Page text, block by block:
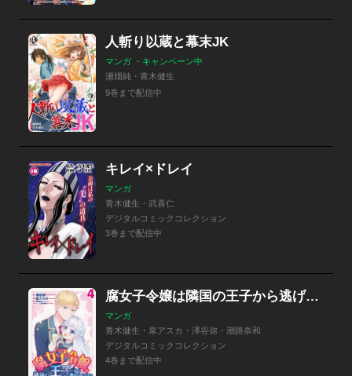
人斬り以蔵と幕末JK
マンガ ・キャンペーン中
瀬畑純・青木健生
9巻まで配信中
キレイ×ドレイ
マンガ
青木健生・武喜仁
デジタルコミックコレクション
3巻まで配信中
腐女子令嬢は隣国の王子から逃げられない～私は推しカプで萌えたいだけなのです～ デジコレ DIGITAL COMICS
マンガ
青木健生・皐アスカ・澤谷弥・潮路奈和
デジタルコミックコレクション
4巻まで配信中